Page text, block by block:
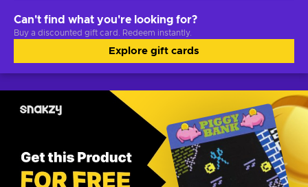
Can't find what you're looking for?
Buy a discounted gift card. Redeem instantly.
Explore gift cards